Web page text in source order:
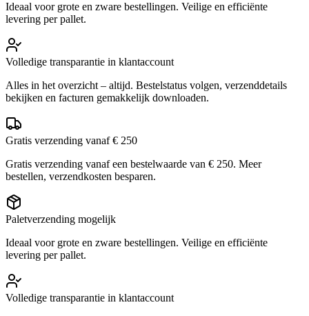
Ideaal voor grote en zware bestellingen. Veilige en efficiënte
levering per pallet.
Volledige transparantie in klantaccount
Alles in het overzicht – altijd. Bestelstatus volgen, verzenddetails
bekijken en facturen gemakkelijk downloaden.
Gratis verzending vanaf € 250
Gratis verzending vanaf een bestelwaarde van € 250. Meer
bestellen, verzendkosten besparen.
Paletverzending mogelijk
Ideaal voor grote en zware bestellingen. Veilige en efficiënte
levering per pallet.
Volledige transparantie in klantaccount